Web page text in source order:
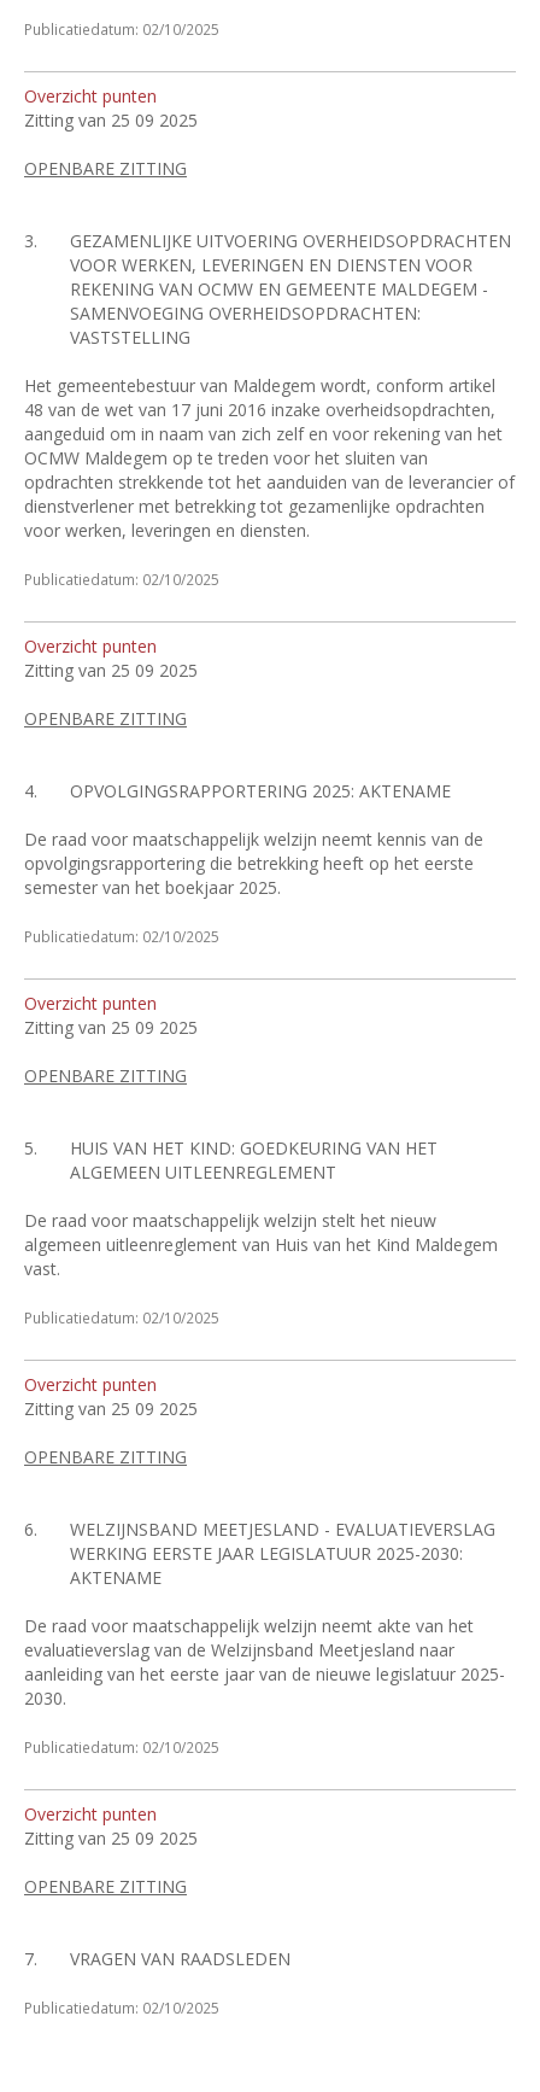
Publicatiedatum: 02/10/2025
Overzicht punten
Zitting van 25 09 2025
OPENBARE ZITTING
3.
GEZAMENLIJKE UITVOERING OVERHEIDSOPDRACHTEN
VOOR WERKEN, LEVERINGEN EN DIENSTEN VOOR
REKENING VAN OCMW EN GEMEENTE MALDEGEM -
SAMENVOEGING OVERHEIDSOPDRACHTEN:
VASTSTELLING
Het gemeentebestuur van Maldegem wordt, conform artikel
48 van de wet van 17 juni 2016 inzake overheidsopdrachten,
aangeduid om in naam van zich zelf en voor rekening van het
OCMW Maldegem op te treden voor het sluiten van
opdrachten strekkende tot het aanduiden van de leverancier of
dienstverlener met betrekking tot gezamenlijke opdrachten
voor werken, leveringen en diensten.
Publicatiedatum: 02/10/2025
Overzicht punten
Zitting van 25 09 2025
OPENBARE ZITTING
4. OPVOLGINGSRAPPORTERING 2025: AKTENAME
De raad voor maatschappelijk welzijn neemt kennis van de
opvolgingsrapportering die betrekking heeft op het eerste
semester van het boekjaar 2025.
Publicatiedatum: 02/10/2025
Overzicht punten
Zitting van 25 09 2025
OPENBARE ZITTING
5.
HUIS VAN HET KIND: GOEDKEURING VAN HET
ALGEMEEN UITLEENREGLEMENT
De raad voor maatschappelijk welzijn stelt het nieuw
algemeen uitleenreglement van Huis van het Kind Maldegem
vast.
Publicatiedatum: 02/10/2025
Overzicht punten
Zitting van 25 09 2025
OPENBARE ZITTING
6.
WELZIJNSBAND MEETJESLAND - EVALUATIEVERSLAG
WERKING EERSTE JAAR LEGISLATUUR 2025-2030:
AKTENAME
De raad voor maatschappelijk welzijn neemt akte van het
evaluatieverslag van de Welzijnsband Meetjesland naar
aanleiding van het eerste jaar van de nieuwe legislatuur 2025-
2030.
Publicatiedatum: 02/10/2025
Overzicht punten
Zitting van 25 09 2025
OPENBARE ZITTING
7. VRAGEN VAN RAADSLEDEN
Publicatiedatum: 02/10/2025